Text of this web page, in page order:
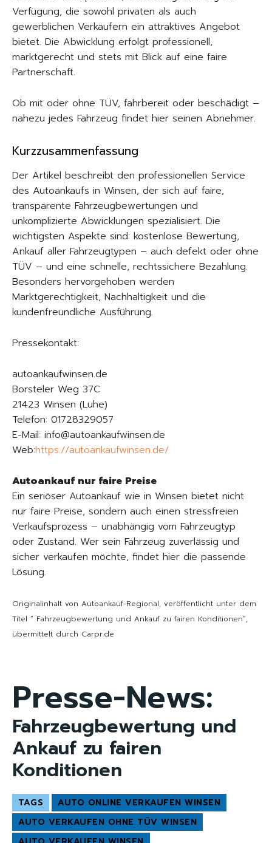
Verfügung, die sowohl privaten als auch
gewerblichen Verkäufern ein attraktives Angebot
bietet. Die Abwicklung erfolgt professionell,
marktgerecht und stets mit Blick auf eine faire
Partnerschaft.
Ob mit oder ohne TÜV, fahrbereit oder beschädigt –
nahezu jedes Fahrzeug findet hier seinen Abnehmer.
Kurzzusammenfassung
Der Artikel beschreibt den professionellen Service
des Autoankaufs in Winsen, der sich auf faire,
transparente Fahrzeugbewertungen und
unkomplizierte Abwicklungen spezialisiert. Die
wichtigsten Aspekte sind: kostenlose Bewertung,
Ankauf aller Fahrzeugtypen – auch defekt oder ohne
TÜV – und eine schnelle, rechtssichere Bezahlung.
Besonders hervorgehoben werden
Marktgerechtigkeit, Nachhaltigkeit und die
kundenfreundliche Ausführung.
Pressekontakt:
autoankaufwinsen.de
Borsteler Weg 37C
21423 Winsen (Luhe)
Telefon: 01728329057
E-Mail: info@autoankaufwinsen.de
Web:https://autoankaufwinsen.de/
Autoankauf nur faire Preise
Ein seriöser Autoankauf wie in Winsen bietet nicht
nur faire Preise, sondern auch einen stressfreien
Verkaufsprozess – unabhängig vom Fahrzeugtyp
oder Zustand. Wer sein Fahrzeug zuverlässig und
sicher verkaufen möchte, findet hier die passende
Lösung.
Originalinhalt von Autoankauf-Regional, veröffentlicht unter dem
Titel “ Fahrzeugbewertung und Ankauf zu fairen Konditionen“,
übermittelt durch Carpr.de
Presse-News:
Fahrzeugbewertung und
Ankauf zu fairen
Konditionen
TAGS
AUTO ONLINE VERKAUFEN WINSEN
AUTO VERKAUFEN OHNE TÜV WINSEN